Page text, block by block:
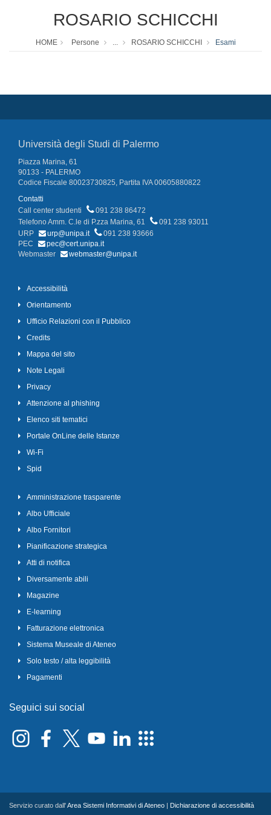
ROSARIO SCHICCHI
HOME Persone ... ROSARIO SCHICCHI Esami
Università degli Studi di Palermo
Piazza Marina, 61
90133 - PALERMO
Codice Fiscale 80023730825, Partita IVA 00605880822
Contatti
Call center studenti
091 238 86472
Telefono Amm. C.le di P.zza Marina, 61
091 238 93011
URP
urp@unipa.it
091 238 93666
PEC
pec@cert.unipa.it
Webmaster
webmaster@unipa.it
Accessibilità
Orientamento
Ufficio Relazioni con il Pubblico
Credits
Mappa del sito
Note Legali
Privacy
Attenzione al phishing
Elenco siti tematici
Portale OnLine delle Istanze
Wi-Fi
Spid
Amministrazione trasparente
Albo Ufficiale
Albo Fornitori
Pianificazione strategica
Atti di notifica
Diversamente abili
Magazine
E-learning
Fatturazione elettronica
Sistema Museale di Ateneo
Solo testo / alta leggibilità
Pagamenti
Seguici sui social
Servizio curato dall'Area Sistemi Informativi di Ateneo Dichiarazione di accessibilità